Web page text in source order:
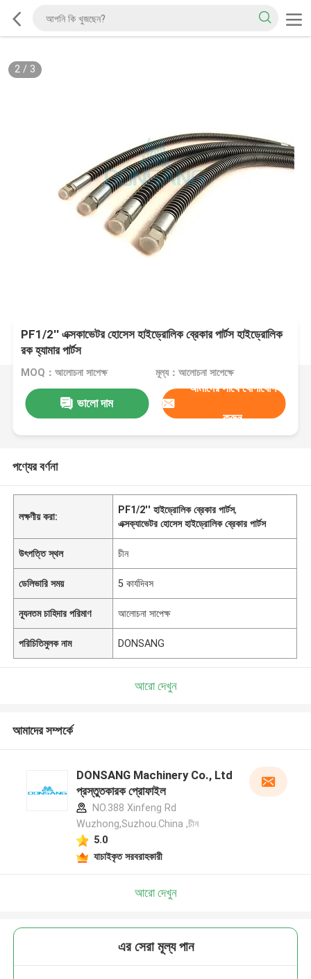
2/ 3
PF1/2'' এক্সকাভেটর হোসেস হাইড্রোলিক ব্রেকার পার্টস হাইড্রোলিক
রক হ্যামার পার্টস
MOQ：আলোচনা সাপেক্ষ মূল্য：আলোচনা সাপেক্ষে
ভালো দাম
আমাদের সাথে যোগাযোগ
করুন
পণ্যের বর্ণনা
লক্ষণীয় করা:
PF1/2'' হাইড্রোলিক ব্রেকার পার্টস,
এক্সক্যাভেটর হোসেস হাইড্রোলিক ব্রেকার পার্টস
উৎপত্তি স্থল চীন
ডেলিভারি সময় 5 কার্যদিবস
ন্যূনতম চাহিদার পরিমাণ আলোচনা সাপেক্ষ
পরিচিতিমুলক নাম DONSANG
আরো দেখুন
আমাদের সম্পর্কে
DONSANG Machinery Co., Ltd
প্রস্তুতকারক প্রোফাইল
NO.388 Xinfeng Rd
Wuzhong,Suzhou.China ,চীন
5.0
যাচাইকৃত সরবরাহকারী
আরো দেখুন
এর সেরা মূল্য পান